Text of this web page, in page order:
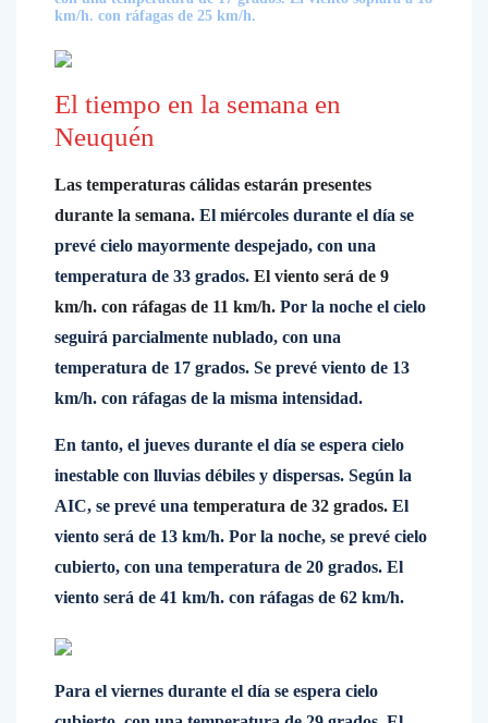
km/h. con ráfagas de 25 km/h.
El tiempo en la semana en
Neuquén
Las temperaturas cálidas estarán presentes
durante la semana. El miércoles durante el día se
prevé cielo mayormente despejado, con una
temperatura de 33 grados. El viento será de 9
km/h. con ráfagas de 11 km/h. Por la noche el cielo
seguirá parcialmente nublado, con una
temperatura de 17 grados. Se prevé viento de 13
km/h. con ráfagas de la misma intensidad.
En tanto, el jueves durante el día se espera cielo
inestable con lluvias débiles y dispersas. Según la
AIC, se prevé una temperatura de 32 grados. El
viento será de 13 km/h. Por la noche, se prevé cielo
cubierto, con una temperatura de 20 grados. El
viento será de 41 km/h. con ráfagas de 62 km/h.
Para el viernes durante el día se espera cielo